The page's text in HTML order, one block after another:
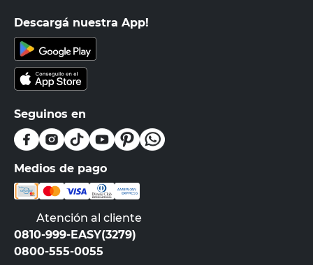
Descargá nuestra App!
Seguinos en
Medios de pago
Atención al cliente
0810-999-EASY(3279)
0800-555-0055